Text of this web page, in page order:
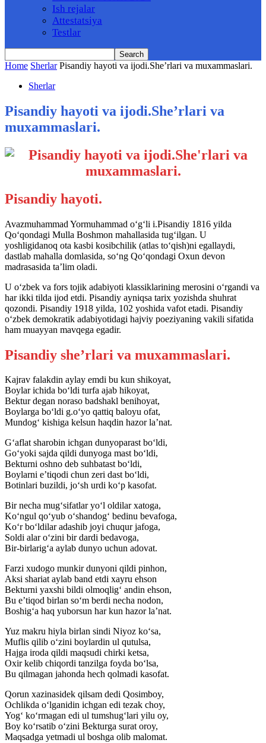
Ish rejalar
Attestatsiya
Testlar
Home Sherlar Pisandiy hayoti va ijodi.She’rlari va muxammaslari.
Sherlar
Pisandiy hayoti va ijodi.She’rlari va
muxammaslari.
Pisandiy hayoti.
Avazmuhammad Yormuhammad o‘g‘li i.Pisandiy 1816 yilda
Qo‘qondagi Mulla Boshmon mahallasida tug‘ilgan. U
yoshligidanoq ota kasbi kosibchilik (atlas to‘qish)ni egallaydi,
dastlab mahalla domlasida, so‘ng Qo‘qondagi Oxun devon
madrasasida ta’lim oladi.
U o‘zbek va fors tojik adabiyoti klassiklarining merosini o‘rgandi va
har ikki tilda ijod etdi. Pisandiy ayniqsa tarix yozishda shuhrat
qozondi. Pisandiy 1918 yilda, 102 yoshida vafot etadi. Pisandiy
o‘zbek demokratik adabiyotidagi hajviy poeziyaning vakili sifatida
ham muayyan mavqega egadir.
Pisandiy she’rlari va muxammaslari.
Kajrav falakdin aylay emdi bu kun shikoyat,
Boylar ichida bo‘ldi turfa ajab hikoyat,
Bektur degan noraso badshakl benihoyat,
Boylarga bo‘ldi g.o‘yo qattiq baloyu ofat,
Mundog‘ kishiga kelsun haqdin hazor la’nat.
G‘aflat sharobin ichgan dunyoparast bo‘ldi,
Go‘yoki sajda qildi dunyoga mast bo‘ldi,
Bekturni oshno deb suhbatast bo‘ldi,
Boylarni e’tiqodi chun zeri dast bo‘ldi,
Botinlari buzildi, jo‘sh urdi ko‘p kasofat.
Bir necha mug‘sifatlar yo‘l oldilar xatoga,
Ko‘ngul qo‘yub o‘shandog‘ bedinu bevafoga,
Ko‘r bo‘ldilar adashib joyi chuqur jafoga,
Soldi alar o‘zini bir dardi bedavoga,
Bir-birlarig‘a aylab dunyo uchun adovat.
Farzi xudogo munkir dunyoni qildi pinhon,
Aksi shariat aylab band etdi xayru ehson
Bekturni yaxshi bildi olmoqlig‘ andin ehson,
Bu e’tiqod birlan so‘m berdi necha nodon,
Boshig‘a haq yuborsun har kun hazor la’nat.
Yuz makru hiyla birlan sindi Niyoz ko‘sa,
Muflis qilib o‘zini boylardin ul qutulsa,
Hajga iroda qildi maqsudi chirki ketsa,
Oxir kelib chiqordi tanzilga foyda bo‘lsa,
Bu qilmagan jahonda hech qolmadi kasofat.
Qorun xazinasidek qilsam dedi Qosimboy,
Ochlikda o‘lganidin ichgan edi tezak choy,
Yog‘ ko‘rmagan edi ul tumshug‘lari yilu oy,
Boy ko‘rsatib o‘zini Bekturga surat oroy,
Maqsadga yetmadi ul boshga olib malomat.